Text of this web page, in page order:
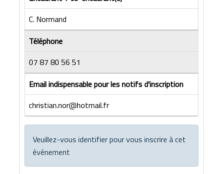
C. Normand
Téléphone
07 87 80 56 51
Email indispensable pour les notifs d'inscription
christian.nor@hotmail.fr
Veuillez-vous identifier pour vous inscrire à cet
événement